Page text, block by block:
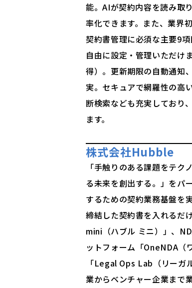
能。AIが契約内容を読み取
率化できます。また、業界
契約書管理に必須な主要9
自由に設定・管理いただけ
得）。更新期限の自動通知
実。セキュアで網羅性の高
断検索なども充実しており
ます。
株式会社Hubble
「手触りのある課題をテ
る未来を創出する。」をパ
するための契約業務基盤を
締結した契約書を入れるだ
mini（ハブル ミニ）」、
ットフォーム「OneNDA（
「Legal Ops Lab（リーガ
業からベンチャー企業まで